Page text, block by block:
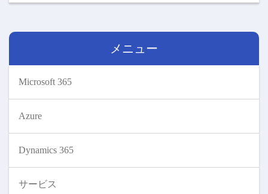
メニュー
Microsoft 365
Azure
Dynamics 365
サービス